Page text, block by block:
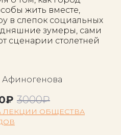
жить вместе,
в слепок социальных
зумеры, сами
сценарии столетней
3000₽
ЛЕКЦИИ ОБЩЕСТВА